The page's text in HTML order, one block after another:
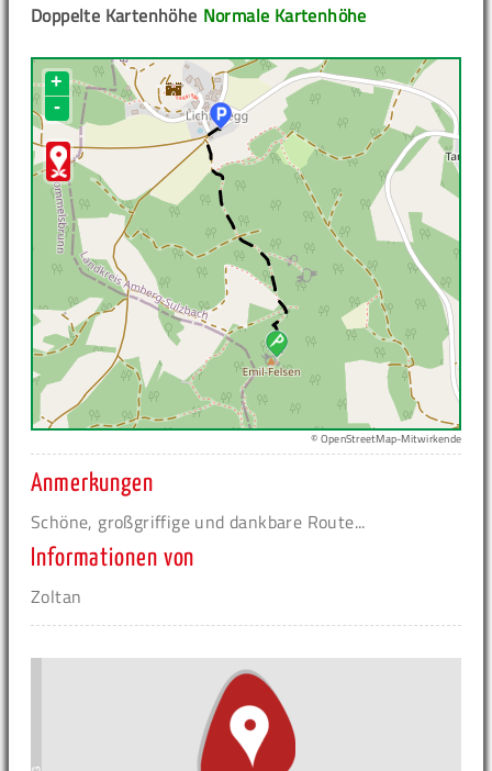
Normale Kartenhöhe
Doppelte Kartenhöhe
+
-
© OpenStreetMap-Mitwirkende
Anmerkungen
Schöne, großgriffige und dankbare Route...
Informationen von
Zoltan